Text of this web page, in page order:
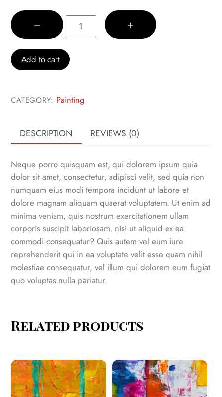
−
Abstraction
quantity
+
Add to cart
CATEGORY: Painting
DESCRIPTION REVIEWS (0)
Neque porro quisquam est, qui dolorem ipsum quia
dolor sit amet, consectetur, adipisci velit, sed quia non
numquam eius modi tempora incidunt ut labore et
dolore magnam aliquam quaerat voluptatem. Ut enim ad
minima veniam, quis nostrum exercitationem ullam
corporis suscipit laboriosam, nisi ut aliquid ex ea
commodi consequatur? Quis autem vel eum iure
reprehenderit qui in ea voluptate velit esse quam nihil
molestiae consequatur, vel illum qui dolorem eum fugiat
quo voluptas nulla pariatur.
Related products